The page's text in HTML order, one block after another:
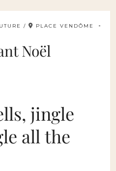
PLACE VENDÔME
Noël
jingle
all the